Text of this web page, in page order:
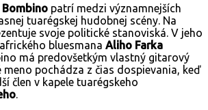
Bombino patrí medzi významnejších
tuarégskej hudobnej scény. Na
svoje politické stanoviská. V jeho
bluesmana Aliho Farka
má predovšetkým vlastný gitarový
meno pochádza z čias dospievania, keď
člen v kapele tuarégskeho
.